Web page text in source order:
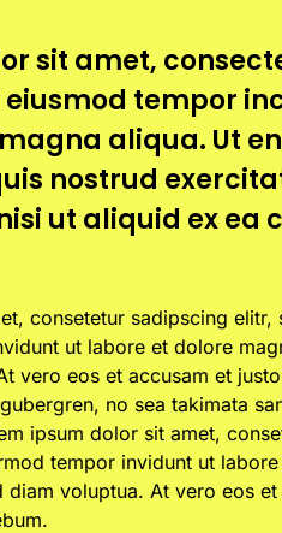
sit amet,
tempor
aliqua. Ut
nostrud
ut aliquid ex ea
consetetur sadipscing elitr,
ut labore et dolore
vero eos et accusam et
no sea takimata
ipsum dolor sit amet,
tempor invidunt ut
diam voluptua. At vero eos